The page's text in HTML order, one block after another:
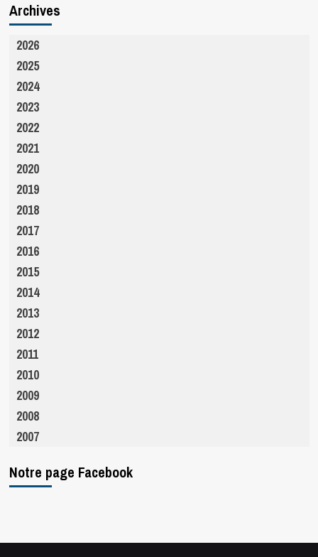
Archives
2026
2025
2024
2023
2022
2021
2020
2019
2018
2017
2016
2015
2014
2013
2012
2011
2010
2009
2008
2007
Notre page Facebook